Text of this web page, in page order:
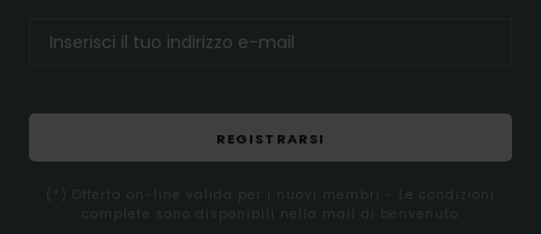
REGISTRARSI
(*) Offerta on-line valida per i nuovi membri - Le condizioni
complete sono disponibili nella mail di benvenuto